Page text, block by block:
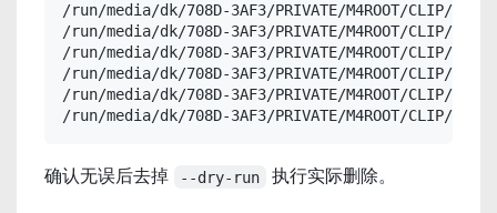
/run/media/dk/708D-3AF3/PRIVATE/M4ROOT/CLIP/
/run/media/dk/708D-3AF3/PRIVATE/M4ROOT/CLIP/
/run/media/dk/708D-3AF3/PRIVATE/M4ROOT/CLIP/
/run/media/dk/708D-3AF3/PRIVATE/M4ROOT/CLIP/
/run/media/dk/708D-3AF3/PRIVATE/M4ROOT/CLIP/
/run/media/dk/708D-3AF3/PRIVATE/M4ROOT/CLIP/
确认无误后去掉 --dry-run 执行实际删除。